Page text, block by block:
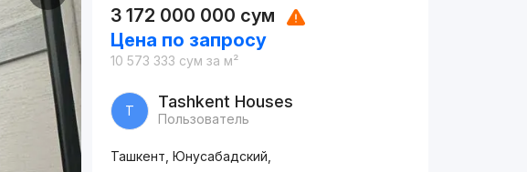
3 172 000 000 сум
Цена по запросу
10 573 333 сум за м²
T Tashkent Houses
Пользователь
Ташкент, Юнусабадский,